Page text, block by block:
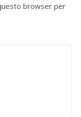
browser per